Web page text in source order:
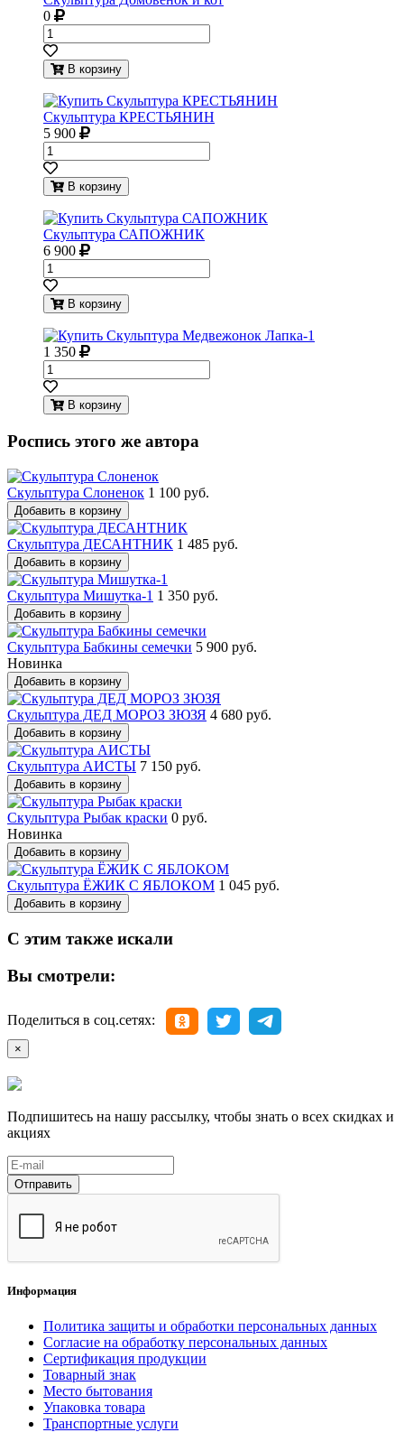
0
В корзину
Скульптура КРЕСТЬЯНИН
5 900
В корзину
Скульптура САПОЖНИК
6 900
В корзину
1 350
В корзину
Роспись этого же автора
Скульптура Слоненок 1 100 руб.
Добавить в корзину
Скульптура ДЕСАНТНИК 1 485 руб.
Добавить в корзину
Скульптура Мишутка-1 1 350 руб.
Добавить в корзину
Скульптура Бабкины семечки 5 900 руб.
Новинка
Добавить в корзину
Скульптура ДЕД МОРОЗ ЗЮЗЯ 4 680 руб.
Добавить в корзину
Скульптура АИСТЫ 7 150 руб.
Добавить в корзину
Скульптура Рыбак краски 0 руб.
Новинка
Добавить в корзину
Скульптура ЁЖИК С ЯБЛОКОМ 1 045 руб.
Добавить в корзину
С этим также искали
Вы смотрели:
Поделиться в соц.сетях:
×
Подпишитесь на нашу рассылку, чтобы знать о всех скидках и
акциях
Отправить
Информация
Политика защиты и обработки персональных данных
Согласие на обработку персональных данных
Сертификация продукции
Товарный знак
Место бытования
Упаковка товара
Транспортные услуги